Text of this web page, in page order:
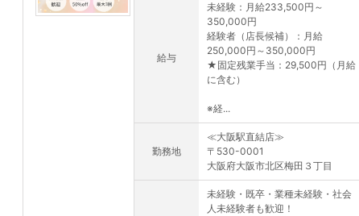
給与
未経験：月給233,500円～
350,000円
経験者（店長候補）：月給
250,000円～350,000円
★固定残業手当：29,500円（月給
に含む）
※経...
勤務地
≪大阪駅直結店≫
〒530-0001
大阪府大阪市北区梅田３丁目
未経験・既卒・業種未経験・社会
人未経験者も歓迎！